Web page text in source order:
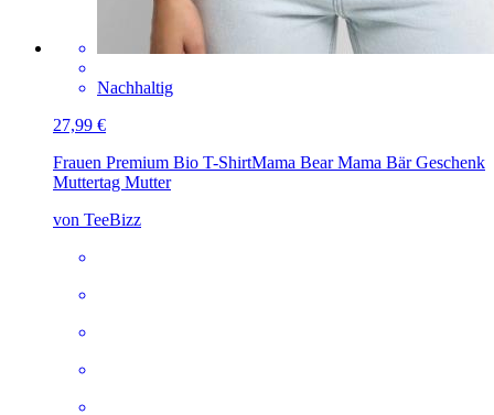
Nachhaltig
27,99 €
Frauen Premium Bio T-ShirtMama Bear Mama Bär Geschenk
Muttertag Mutter
von TeeBizz